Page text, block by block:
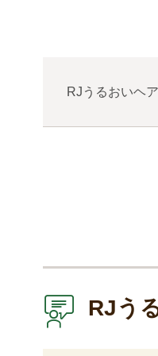
RJうるおいヘ
RJう